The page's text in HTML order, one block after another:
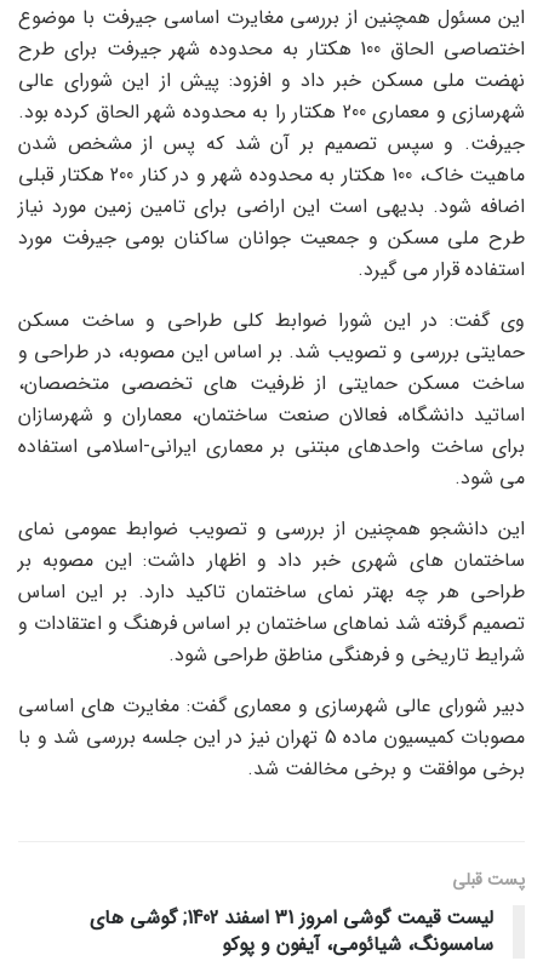
این مسئول همچنین از بررسی مغایرت اساسی جیرفت با موضوع
اختصاصی الحاق 100 هکتار به محدوده شهر جیرفت برای طرح
نهضت ملی مسکن خبر داد و افزود: پیش از این شورای عالی
شهرسازی و معماری 200 هکتار را به محدوده شهر الحاق کرده بود.
جیرفت. و سپس تصمیم بر آن شد که پس از مشخص شدن
ماهیت خاک، 100 هکتار به محدوده شهر و در کنار 200 هکتار قبلی
اضافه شود. بدیهی است این اراضی برای تامین زمین مورد نیاز
طرح ملی مسکن و جمعیت جوانان ساکنان بومی جیرفت مورد
استفاده قرار می گیرد.
وی گفت: در این شورا ضوابط کلی طراحی و ساخت مسکن
حمایتی بررسی و تصویب شد. بر اساس این مصوبه، در طراحی و
ساخت مسکن حمایتی از ظرفیت های تخصصی متخصصان،
اساتید دانشگاه، فعالان صنعت ساختمان، معماران و شهرسازان
برای ساخت واحدهای مبتنی بر معماری ایرانی-اسلامی استفاده
می شود.
این دانشجو همچنین از بررسی و تصویب ضوابط عمومی نمای
ساختمان های شهری خبر داد و اظهار داشت: این مصوبه بر
طراحی هر چه بهتر نمای ساختمان تاکید دارد. بر این اساس
تصمیم گرفته شد نماهای ساختمان بر اساس فرهنگ و اعتقادات و
شرایط تاریخی و فرهنگی مناطق طراحی شود.
دبیر شورای عالی شهرسازی و معماری گفت: مغایرت های اساسی
مصوبات کمیسیون ماده 5 تهران نیز در این جلسه بررسی شد و با
برخی موافقت و برخی مخالفت شد.
پست قبلی
لیست قیمت گوشی امروز 31 اسفند 1402; گوشی های
سامسونگ، شیائومی، آیفون و پوکو